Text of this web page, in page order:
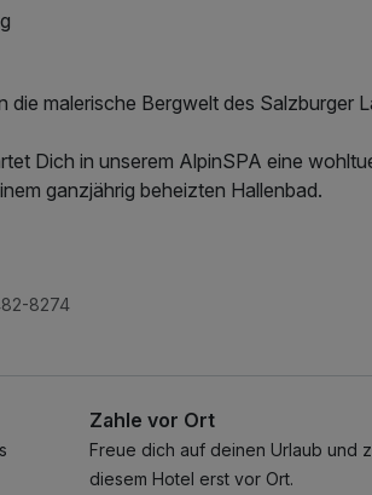
malerische Bergwelt des Salzburger
Dich in unserem AlpinSPA eine
ganzjährig beheizten Hallenbad.
darauf, von Dir entdeckt zu
Schneeschuhwandern, Rodeln sowie
Leihbademantel, Parkplatz, 1 x kleines
8274
Zahle vor Ort
Freue dich auf deinen Urlaub und
diesem Hotel erst vor Ort.